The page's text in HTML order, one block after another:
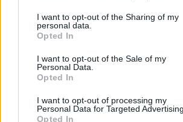
not limited to your visit or usage behaviour.
grant or deny consent to Google and its
use your data for below specified purposes
consent section.
I want to opt-out of the Sharing of my
personal data.
Opted In
I want to opt-out of the Sale of my
Personal Data.
Opted In
I want to opt-out of processing my
Personal Data for Targeted Advertising.
Opted In
A KAZAR STUDIO cipői remekül festettek